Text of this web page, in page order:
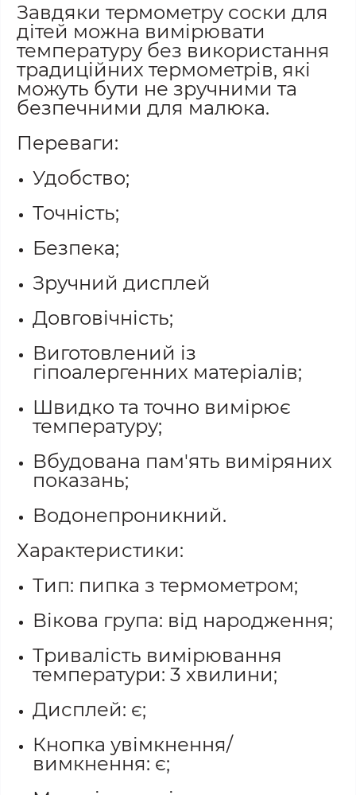
Завдяки термометру соски для
дітей можна вимірювати
температуру без використання
традиційних термометрів, які
можуть бути не зручними та
безпечними для малюка.
Переваги:
Удобство;
Точність;
Безпека;
Зручний дисплей
Довговічність;
Виготовлений із
гіпоалергенних матеріалів;
Швидко та точно вимірює
температуру;
Вбудована пам'ять виміряних
показань;
Водонепроникний.
Характеристики:
Тип: пипка з термометром;
Вікова група: від народження;
Тривалість вимірювання
температури: 3 хвилини;
Дисплей: є;
Кнопка увімкнення/
вимкнення: є;